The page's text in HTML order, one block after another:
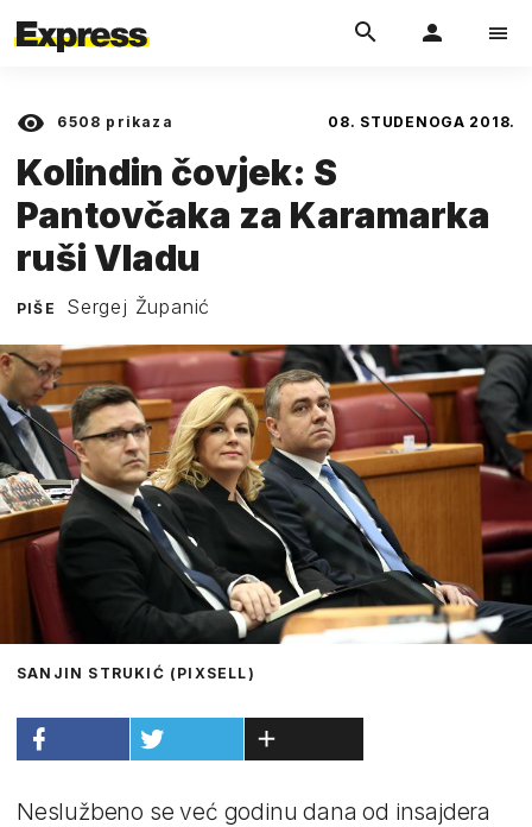
6508 prikaza 08. STUDENOGA 2018.
Kolindin čovjek: S
Pantovčaka za Karamarka
ruši Vladu
PIŠE Sergej Županić
SANJIN STRUKIĆ (PIXSELL)
Neslužbeno se već godinu dana od insajdera